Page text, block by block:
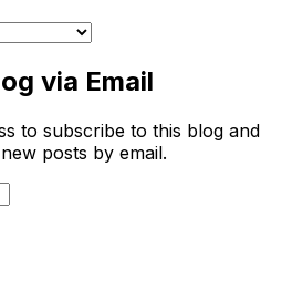
via Email
to subscribe to this blog and
posts by email.